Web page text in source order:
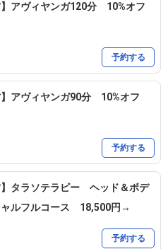
】アヴィヤンガ120分 10%オフ
予約する
】アヴィヤンガ90分 10%オフ
予約する
】タラソテラピー ヘッド＆ボデ
ャルフルコース 18,500円→
予約する